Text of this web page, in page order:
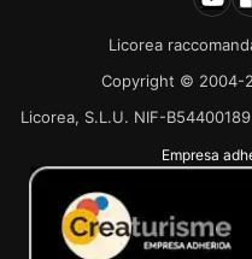
Licorea
Copyright © 2004-
Licorea, S.L.U. NIF-
Empresa